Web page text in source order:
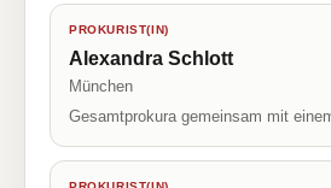
PROKURIST(IN)
Alexandra Schlott
München
Gesamtprokura gemeinsam mit